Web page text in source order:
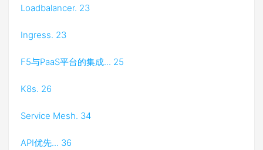
Loadbalancer. 23
Ingress. 23
F5与PaaS平台的集成... 25
K8s. 26
Service Mesh. 34
API优先... 36